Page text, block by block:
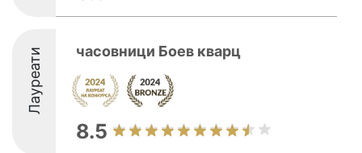
Лауреати часовници Боев кварц
8.5